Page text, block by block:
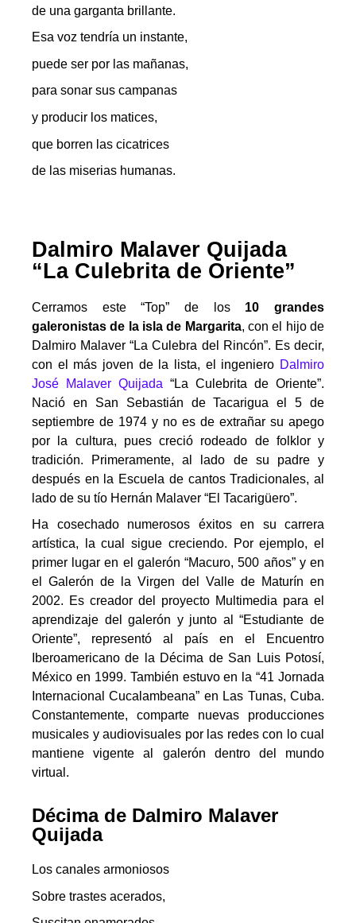
de una garganta brillante.
Esa voz tendría un instante,
puede ser por las mañanas,
para sonar sus campanas
y producir los matices,
que borren las cicatrices
de las miserias humanas.
Dalmiro Malaver Quijada
“La Culebrita de Oriente”
Cerramos este “Top” de los 10 grandes
galeronistas de la isla de Margarita, con el hijo de
Dalmiro Malaver “La Culebra del Rincón”. Es decir,
con el más joven de la lista, el ingeniero Dalmiro
José Malaver Quijada “La Culebrita de Oriente”.
Nació en San Sebastián de Tacarigua el 5 de
septiembre de 1974 y no es de extrañar su apego
por la cultura, pues creció rodeado de folklor y
tradición. Primeramente, al lado de su padre y
después en la Escuela de cantos Tradicionales, al
lado de su tío Hernán Malaver “El Tacarigüero”.
Ha cosechado numerosos éxitos en su carrera
artística, la cual sigue creciendo. Por ejemplo, el
primer lugar en el galerón “Macuro, 500 años” y en
el Galerón de la Virgen del Valle de Maturín en
2002. Es creador del proyecto Multimedia para el
aprendizaje del galerón y junto al “Estudiante de
Oriente”, representó al país en el Encuentro
Iberoamericano de la Décima de San Luis Potosí,
México en 1999. También estuvo en la “41 Jornada
Internacional Cucalambeana” en Las Tunas, Cuba.
Constantemente, comparte nuevas producciones
musicales y audiovisuales por las redes con lo cual
mantiene vigente al galerón dentro del mundo
virtual.
Décima de Dalmiro Malaver
Quijada
Los canales armoniosos
Sobre trastes acerados,